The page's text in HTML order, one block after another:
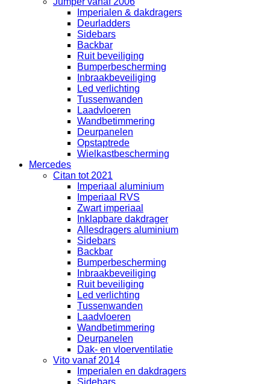
Imperialen & dakdragers
Deurladders
Sidebars
Backbar
Ruit beveiliging
Bumperbescherming
Inbraakbeveiliging
Led verlichting
Tussenwanden
Laadvloeren
Wandbetimmering
Deurpanelen
Opstaptrede
Wielkastbescherming
Mercedes
Citan tot 2021
Imperiaal aluminium
Imperiaal RVS
Zwart imperiaal
Inklapbare dakdrager
Allesdragers aluminium
Sidebars
Backbar
Bumperbescherming
Inbraakbeveiliging
Ruit beveiliging
Led verlichting
Tussenwanden
Laadvloeren
Wandbetimmering
Deurpanelen
Dak- en vloerventilatie
Vito vanaf 2014
Imperialen en dakdragers
Sidebars